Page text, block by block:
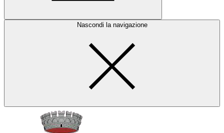
Nascondi la navigazione